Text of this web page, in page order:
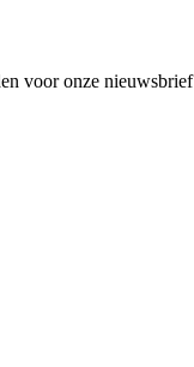
voor onze nieuwsbrief